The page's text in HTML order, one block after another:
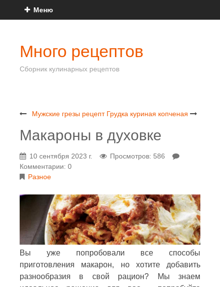
Меню
Много рецептов
Сборник кулинарных рецептов
Мужские грезы рецепт Грудка куриная копченая
Макароны в духовке
10 сентября 2023 г.
Просмотров: 586
Комментарии: 0
Разное
Вы уже попробовали все способы
приготовления макарон, но хотите добавить
разнообразия в свой рацион? Мы знаем